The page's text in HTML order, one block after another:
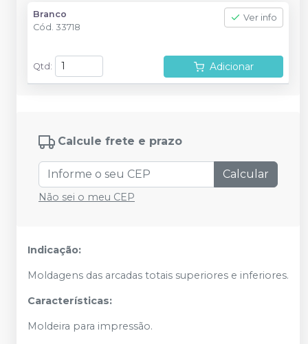
Branco
Cód. 33718
Ver info
Qtd : Adicionar
Calcule frete e prazo
Calcular
Não sei o meu CEP
Indicação:
Moldagens das arcadas totais superiores e inferiores.
Características:
Moldeira para impressão.